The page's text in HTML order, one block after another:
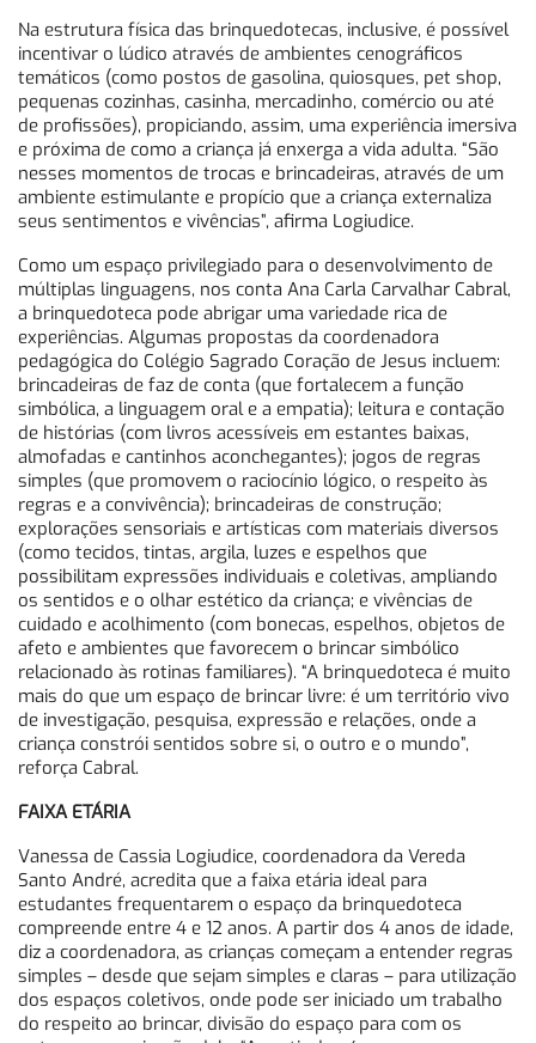
Na estrutura física das brinquedotecas, inclusive, é possível
incentivar o lúdico através de ambientes cenográficos
temáticos (como postos de gasolina, quiosques, pet shop,
pequenas cozinhas, casinha, mercadinho, comércio ou até
de profissões), propiciando, assim, uma experiência imersiva
e próxima de como a criança já enxerga a vida adulta. “São
nesses momentos de trocas e brincadeiras, através de um
ambiente estimulante e propício que a criança externaliza
seus sentimentos e vivências”, afirma Logiudice.
Como um espaço privilegiado para o desenvolvimento de
múltiplas linguagens, nos conta Ana Carla Carvalhar Cabral,
a brinquedoteca pode abrigar uma variedade rica de
experiências. Algumas propostas da coordenadora
pedagógica do Colégio Sagrado Coração de Jesus incluem:
brincadeiras de faz de conta (que fortalecem a função
simbólica, a linguagem oral e a empatia); leitura e contação
de histórias (com livros acessíveis em estantes baixas,
almofadas e cantinhos aconchegantes); jogos de regras
simples (que promovem o raciocínio lógico, o respeito às
regras e a convivência); brincadeiras de construção;
explorações sensoriais e artísticas com materiais diversos
(como tecidos, tintas, argila, luzes e espelhos que
possibilitam expressões individuais e coletivas, ampliando
os sentidos e o olhar estético da criança; e vivências de
cuidado e acolhimento (com bonecas, espelhos, objetos de
afeto e ambientes que favorecem o brincar simbólico
relacionado às rotinas familiares). “A brinquedoteca é muito
mais do que um espaço de brincar livre: é um território vivo
de investigação, pesquisa, expressão e relações, onde a
criança constrói sentidos sobre si, o outro e o mundo”,
reforça Cabral.
FAIXA ETÁRIA
Vanessa de Cassia Logiudice, coordenadora da Vereda
Santo André, acredita que a faixa etária ideal para
estudantes frequentarem o espaço da brinquedoteca
compreende entre 4 e 12 anos. A partir dos 4 anos de idade,
diz a coordenadora, as crianças começam a entender regras
simples – desde que sejam simples e claras – para utilização
dos espaços coletivos, onde pode ser iniciado um trabalho
do respeito ao brincar, divisão do espaço para com os